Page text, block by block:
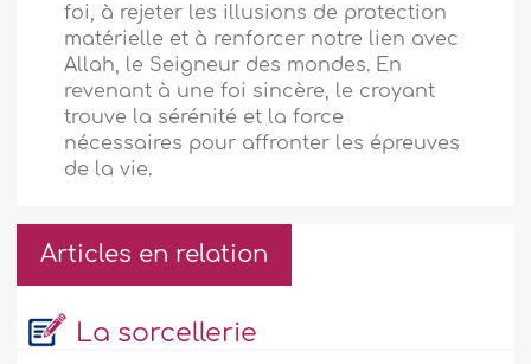
foi, à rejeter les illusions de protection
matérielle et à renforcer notre lien avec
Allah, le Seigneur des mondes. En
revenant à une foi sincère, le croyant
trouve la sérénité et la force
nécessaires pour affronter les épreuves
de la vie.
Articles en relation
La sorcellerie